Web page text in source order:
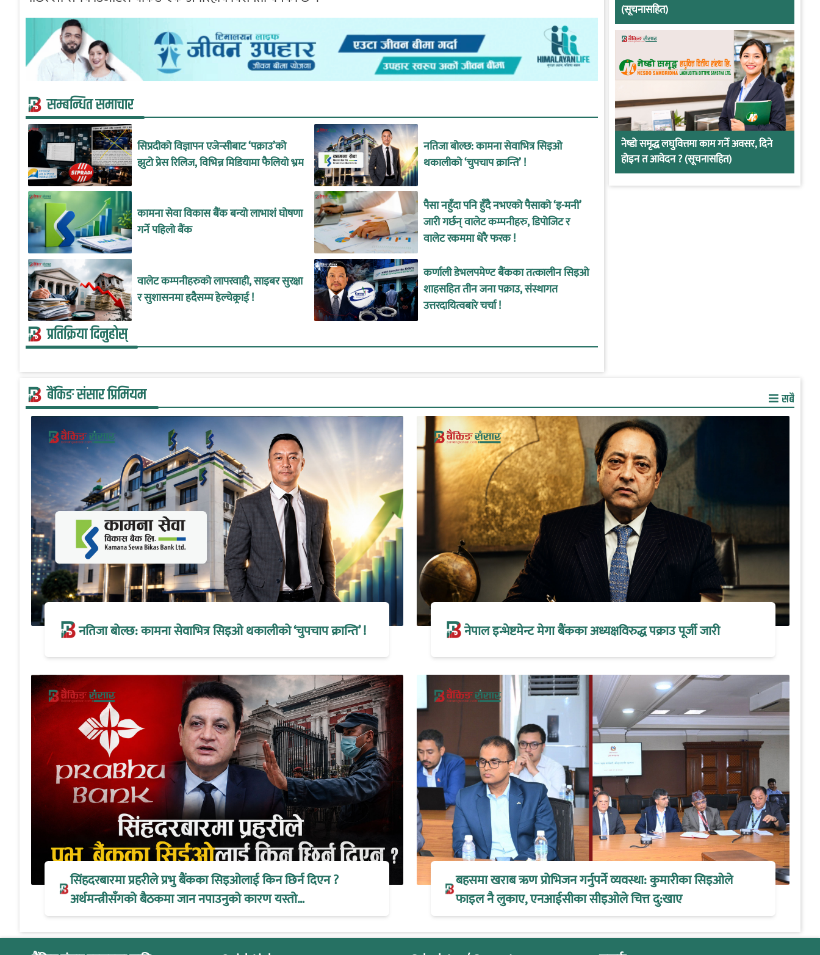
सम्बन्धित समाचार
सिप्रदीको विज्ञापन एजेन्सीबाट ‘पक्राउ’को
झुटो प्रेस रिलिज, विभिन्न मिडियामा फैलियो भ्रम
नतिजा बोल्छ: कामना सेवाभित्र सिइओ
थकालीको ‘चुपचाप क्रान्ति’ !
कामना सेवा विकास बैंक बन्यो लाभाशं घोषणा
गर्ने पहिलो बैंक
पैसा नहुँदा पनि हुँदै नभएको पैसाको ‘इ-मनी’
जारी गर्छन् वालेट कम्पनीहरु, डिपोजिट र
वालेट रकममा धेरै फरक !
वालेट कम्पनीहरुको लापरवाही, साइबर सुरक्षा
र सुशासनमा हदैसम्म हेल्चेक्र्राई !
कर्णाली डेभलपमेण्ट बैंकका तत्कालीन सिइओ
शाहसहित तीन जना पक्राउ, संस्थागत
उत्तरदायित्वबारे चर्चा !
प्रतिक्रिया दिनुहोस्
(सूचनासहित)
नेष्डो समृद्ध लघुवित्तमा काम गर्ने अवसर, दिने
होइन त आवेदन ? (सूचनासहित)
बैंकिङ संसार प्रिमियम सबै
नतिजा बोल्छ: कामना सेवाभित्र सिइओ थकालीको ‘चुपचाप क्रान्ति’ ! नेपाल इन्भेष्टमेन्ट मेगा बैंकका अध्यक्षविरुद्ध पक्राउ पूर्जी जारी
सिंहदरबारमा प्रहरीले प्रभु बैंकका सिइओलाई किन छिर्न दिएन ?
अर्थमन्त्रीसँगको बैठकमा जान नपाउनुको कारण यस्तो…
बहसमा खराब ऋण प्रोभिजन गर्नुपर्ने व्यवस्था: कुमारीका सिइओले
फाइल नै लुकाए, एनआईसीका सीइओले चित्त दु:खाए